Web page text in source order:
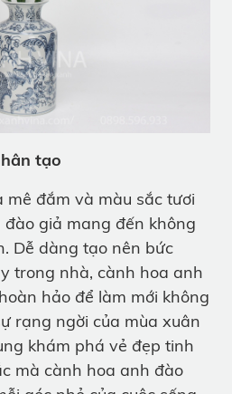
tạo
mê đắm và màu sắc tươi
giả mang đến không
Dễ dàng tạo nên bức
trong nhà, cành hoa anh
hảo để làm mới không
rạng ngời của mùa xuân
khám phá vẻ đẹp tinh
mà cành hoa anh đào